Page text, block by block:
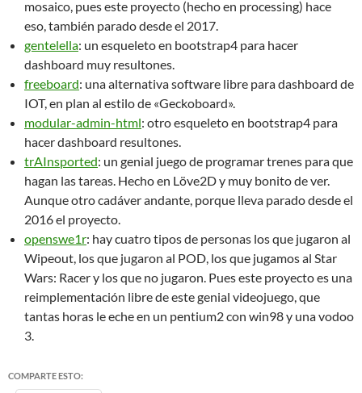
mosaico, pues este proyecto (hecho en processing) hace
eso, también parado desde el 2017.
gentelella: un esqueleto en bootstrap4 para hacer
dashboard muy resultones.
freeboard: una alternativa software libre para dashboard de
IOT, en plan al estilo de «Geckoboard».
modular-admin-html: otro esqueleto en bootstrap4 para
hacer dashboard resultones.
trAInsported: un genial juego de programar trenes para que
hagan las tareas. Hecho en Löve2D y muy bonito de ver.
Aunque otro cadáver andante, porque lleva parado desde el
2016 el proyecto.
openswe1r: hay cuatro tipos de personas los que jugaron al
Wipeout, los que jugaron al POD, los que jugamos al Star
Wars: Racer y los que no jugaron. Pues este proyecto es una
reimplementación libre de este genial videojuego, que
tantas horas le eche en un pentium2 con win98 y una vodoo
3.
COMPARTE ESTO: